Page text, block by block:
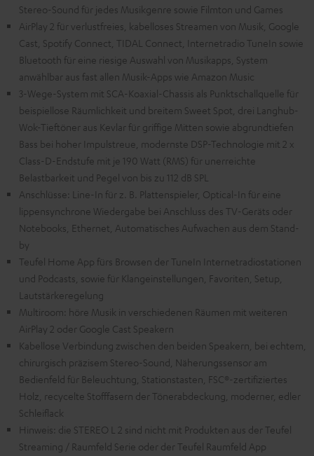
Stereo-Sound für jedes Musikgenre sowie Filmton und Games
AirPlay 2 für verlustfreies, kabelloses Streamen von Musik, Google
Cast, Spotify Connect, TIDAL Connect, Internetradio TuneIn sowie
Bluetooth für eine riesige Auswahl von Musikapps, System
anwählbar aus fast allen Musik-Apps wie Amazon Music
3-Wege-System mit SCA-Koaxial-Chassis als Punktschallquelle für
beispiellose Räumlichkeit und breitem Sweet Spot, drei Langhub-
Wok-Tieftöner aus Kevlar für griffige Mitten sowie abgrundtiefen
Bass bei hoher Impulstreue, modernste DSP-Technologie mit 2 x
Class-D-Endstufe mit je 190 Watt (RMS) für unerreichte
Belastbarkeit und Pegel von bis zu 112 dB SPL
Anschlüsse: Line-In für z. B. Plattenspieler, Optical-In für eine
lippensynchrone Wiedergabe bei Anschluss des TV-Geräts oder
Notebooks, Ethernet, Automatisches Aufwachen aus dem Stand-
by
Teufel Home App fürs Browsen der TuneIn Internetradiostationen
und Podcasts, sowie für Klangeinstellungen, Favoriten, Setup,
Lautstärkeregelung
Multiroom: höre Musik in verschiedenen Räumen mit weiteren
AirPlay 2 oder Google Cast Speakern
Kabellose Verbindung zwischen den beiden Speakern, bei echtem,
chirurgisch präzisem Stereo-Sound, Näherungssensor am
Bedienfeld für Beleuchtung, Stationstasten, FSC®-zertifiziertes
Holz, recycelte Stofffasern der Tönerabdeckung, moderner, edler
Schleiflack
Hinweis: die STEREO L 2 sind nicht mit Produkten aus der Teufel
Streaming / Raumfeld Serie oder der Teufel Raumfeld App